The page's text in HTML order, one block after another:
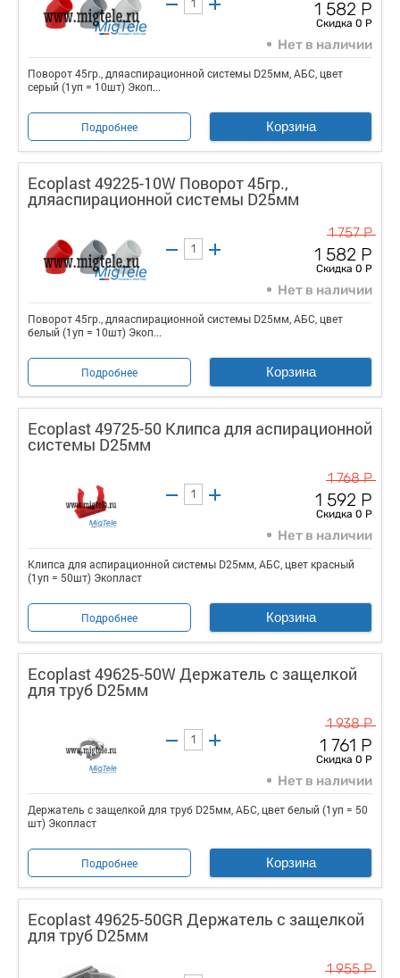
1 582 Р
Скидка 0 Р
Нет в наличии
Поворот 45гр., дляаспирационной системы D25мм, АБС, цвет
серый (1уп = 10шт) Экоп...
Подробнее Корзина
Ecoplast 49225-10W Поворот 45гр.,
дляаспирационной системы D25мм
1 757 Р
1 582 Р
Скидка 0 Р
Нет в наличии
Поворот 45гр., дляаспирационной системы D25мм, АБС, цвет
белый (1уп = 10шт) Экоп...
Подробнее Корзина
Ecoplast 49725-50 Клипса для аспирационной
системы D25мм
1 768 Р
1 592 Р
Скидка 0 Р
Нет в наличии
Клипса для аспирационной системы D25мм, АБС, цвет красный
(1уп = 50шт) Экопласт
Подробнее Корзина
Ecoplast 49625-50W Держатель с защелкой
для труб D25мм
1 938 Р
1 761 Р
Скидка 0 Р
Нет в наличии
Держатель с защелкой для труб D25мм, АБС, цвет белый (1уп = 50
шт) Экопласт
Подробнее Корзина
Ecoplast 49625-50GR Держатель с защелкой
для труб D25мм
1 955 Р